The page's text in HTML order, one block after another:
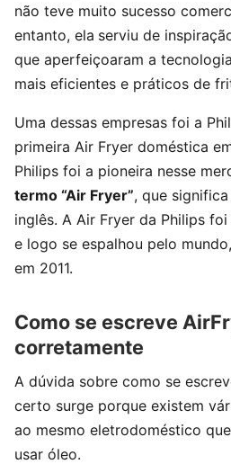
não teve muito sucesso
entanto, ela serviu de
que aperfeiçoaram a
mais eficientes e práticos de
Uma dessas empresas foi a
primeira Air Fryer doméstica
Philips foi a pioneira nesse
termo “Air Fryer”, que
inglês. A Air Fryer da Philips
e logo se espalhou pelo
em 2011.
Como se escreve
corretamente
A dúvida sobre como se
certo surge porque existem
ao mesmo eletrodoméstico
usar óleo.